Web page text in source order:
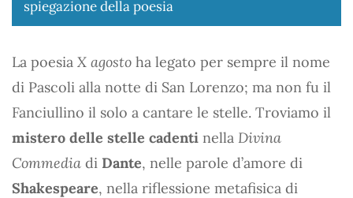
spiegazione della poesia
La poesia X agosto ha legato per sempre il nome
di Pascoli alla notte di San Lorenzo; ma non fu il
Fanciullino il solo a cantare le stelle. Troviamo il
mistero delle stelle cadenti nella Divina
Commedia di Dante, nelle parole d’amore di
Shakespeare, nella riflessione metafisica di